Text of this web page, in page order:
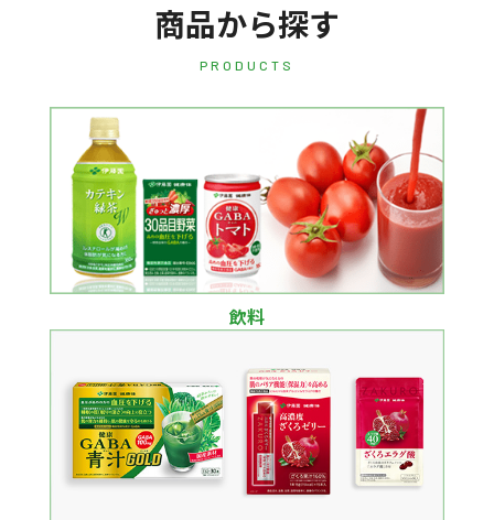
商品から探す
PRODUCTS
飲料